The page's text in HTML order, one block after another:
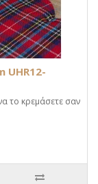
UHR12-
το κρεμάσετε σαν